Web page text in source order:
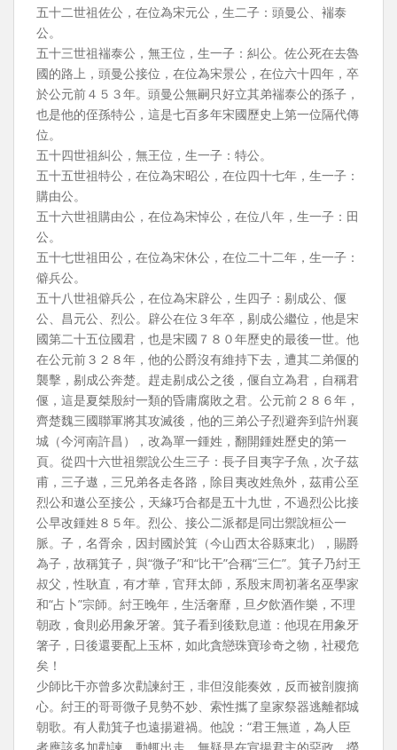
五十二世祖佐公，在位為宋元公，生二子：頭曼公、褍泰
公。
五十三世祖褍泰公，無王位，生一子：糾公。佐公死在去魯
國的路上，頭曼公接位，在位為宋景公，在位六十四年，卒
於公元前４５３年。頭曼公無嗣只好立其弟褍泰公的孫子，
也是他的侄孫特公，這是七百多年宋國歷史上第一位隔代傳
位。
五十四世祖糾公，無王位，生一子：特公。
五十五世祖特公，在位為宋昭公，在位四十七年，生一子：
購由公。
五十六世祖購由公，在位為宋悼公，在位八年，生一子：田
公。
五十七世祖田公，在位為宋休公，在位二十二年，生一子：
僻兵公。
五十八世祖僻兵公，在位為宋辟公，生四子：剔成公、偃
公、昌元公、烈公。辟公在位３年卒，剔成公繼位，他是宋
國第二十五位國君，也是宋國７８０年歷史的最後一世。他
在公元前３２８年，他的公爵沒有維持下去，遭其二弟偃的
襲擊，剔成公奔楚。趕走剔成公之後，偃自立為君，自稱君
偃，這是夏桀殷紂一類的昏庸腐敗之君。公元前２８６年，
齊楚魏三國聯軍將其攻滅後，他的三弟公子烈避奔到許州襄
城（今河南許昌），改為單一鍾姓，翻開鍾姓歷史的第一
頁。從四十六世祖禦說公生三子：長子目夷字子魚，次子茲
甫，三子遨，三兄弟各走各路，除目夷改姓魚外，茲甫公至
烈公和遨公至接公，天緣巧合都是五十九世，不過烈公比接
公早改鍾姓８５年。烈公、接公二派都是同岀禦說桓公一
脈。子，名胥余，因封國於箕（今山西太谷縣東北），賜爵
為子，故稱箕子，與“微子”和“比干”合稱“三仁”。箕子乃紂王
叔父，性耿直，有才華，官拜太師，系殷末周初著名巫學家
和“占卜”宗師。紂王晚年，生活奢靡，旦夕飲酒作樂，不理
朝政，食則必用象牙箸。箕子看到後歎息道：他現在用象牙
箸子，日後還要配上玉杯，如此貪戀珠寶珍奇之物，社稷危
矣！
少師比干亦曾多次勸諫紂王，非但沒能奏效，反而被剖腹摘
心。紂王的哥哥微子見勢不妙、索性攜了皇家祭器逃離都城
朝歌。有人勸箕子也遠揚避禍。他說：“君王無道，為人臣